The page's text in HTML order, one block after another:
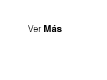
Ver Más